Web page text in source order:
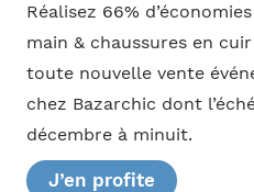
Réalisez 66%
main & chaussures en
toute nouvelle vente
chez Bazarchic dont
décembre à minuit.
J’en profite